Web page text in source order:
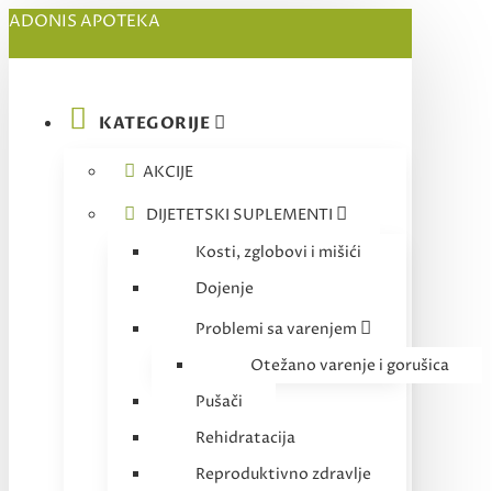
ADONIS APOTEKA
KATEGORIJE
AKCIJE
DIJETETSKI SUPLEMENTI
Kosti, zglobovi i mišići
Dojenje
Problemi sa varenjem
Otežano varenje i gorušica
Pušači
Rehidratacija
Reproduktivno zdravlje